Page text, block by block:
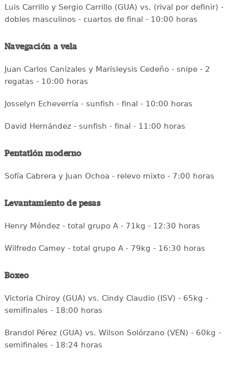
Luis Carrillo y Sergio Carrillo (GUA) vs. (rival por definir) -
dobles masculinos - cuartos de final - 10:00 horas
Navegación a vela
Juan Carlos Canizales y Marisleysis Cedeño - snipe - 2
regatas - 10:00 horas
Josselyn Echeverría - sunfish - final - 10:00 horas
David Hernández - sunfish - final - 11:00 horas
Pentatlón moderno
Sofía Cabrera y Juan Ochoa - relevo mixto - 7:00 horas
Levantamiento de pesas
Henry Méndez - total grupo A - 71kg - 12:30 horas
Wilfredo Camey - total grupo A - 79kg - 16:30 horas
Boxeo
Victoria Chiroy (GUA) vs. Cindy Claudio (ISV) - 65kg -
semifinales - 18:00 horas
Brandol Pérez (GUA) vs. Wilson Solórzano (VEN) - 60kg -
semifinales - 18:24 horas